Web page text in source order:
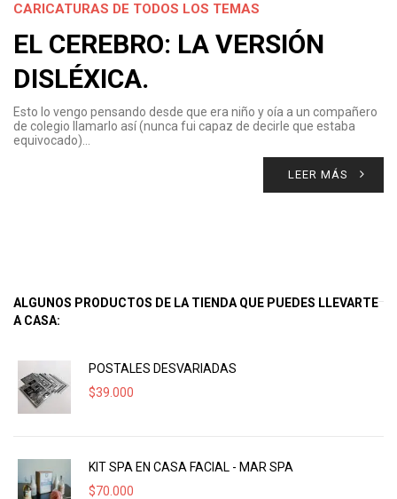
CARICATURAS DE TODOS LOS TEMAS
EL CEREBRO: LA VERSIÓN
DISLÉXICA.
Esto lo vengo pensando desde que era niño y oía a un compañero
de colegio llamarlo así (nunca fui capaz de decirle que estaba
equivocado)…
LEER MÁS
ALGUNOS PRODUCTOS DE LA TIENDA QUE PUEDES LLEVARTE
A CASA:
POSTALES DESVARIADAS
$39.000
KIT SPA EN CASA FACIAL - MAR SPA
$70.000